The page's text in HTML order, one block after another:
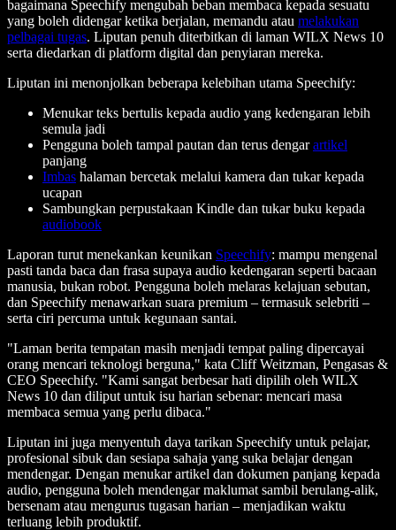
bagaimana Speechify mengubah beban membaca kepada sesuatu
yang boleh didengar ketika berjalan, memandu atau melakukan
pelbagai tugas. Liputan penuh diterbitkan di laman WILX News 10
serta diedarkan di platform digital dan penyiaran mereka.
Liputan ini menonjolkan beberapa kelebihan utama Speechify:
Menukar teks bertulis kepada audio yang kedengaran lebih
semula jadi
Pengguna boleh tampal pautan dan terus dengarartikel
panjang
Imbas halaman bercetak melalui kamera dan tukar kepada
ucapan
Sambungkan perpustakaan Kindle dan tukar buku kepada
audiobook
Laporan turut menekankan keunikan Speechify: mampu mengenal
pasti tanda baca dan frasa supaya audio kedengaran seperti bacaan
manusia, bukan robot. Pengguna boleh melaras kelajuan sebutan,
dan Speechify menawarkan suara premium – termasuk selebriti –
serta ciri percuma untuk kegunaan santai.
"Laman berita tempatan masih menjadi tempat paling dipercayai
orang mencari teknologi berguna," kata Cliff Weitzman, Pengasas &
CEO Speechify. "Kami sangat berbesar hati dipilih oleh WILX
News 10 dan diliput untuk isu harian sebenar: mencari masa
membaca semua yang perlu dibaca."
Liputan ini juga menyentuh daya tarikan Speechify untuk pelajar,
profesional sibuk dan sesiapa sahaja yang suka belajar dengan
mendengar. Dengan menukar artikel dan dokumen panjang kepada
audio, pengguna boleh mendengar maklumat sambil berulang-alik,
bersenam atau mengurus tugasan harian – menjadikan waktu
terluang lebih produktif.